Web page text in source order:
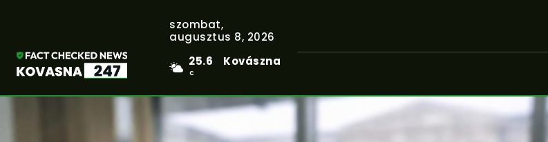
szombat,
augusztus 8, 2026
25.6
C
Kovászna